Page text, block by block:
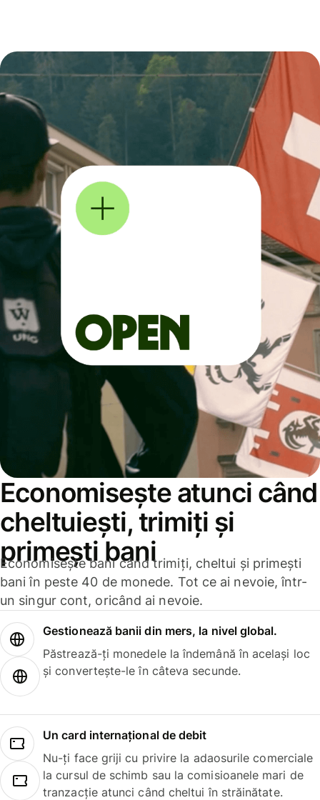
Economisește atunci când
cheltuiești, trimiți și
primești bani
Economisește bani când trimiți, cheltui și primești
bani în peste 40 de monede. Tot ce ai nevoie, într-
un singur cont, oricând ai nevoie.
Gestionează banii din mers, la nivel global.
Păstrează-ți monedele la îndemână în același loc
și convertește-le în câteva secunde.
Un card internațional de debit
Nu-ți face griji cu privire la adaosurile comerciale
la cursul de schimb sau la comisioanele mari de
tranzacție atunci când cheltui în străinătate.